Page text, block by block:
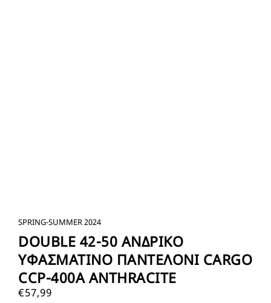
SPRING-SUMMER 2024
DOUBLE 42-50 ΑΝΔΡΙΚΟ
ΥΦΑΣΜΑΤΙΝΟ ΠΑΝΤΕΛΟΝΙ CARGO
CCP-400A ANTHRACITE
€57,99